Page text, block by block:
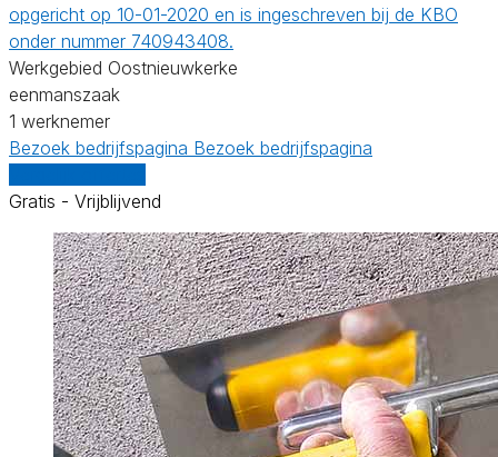
opgericht op 10-01-2020 en is ingeschreven bij de KBO
onder nummer 740943408.
Werkgebied Oostnieuwkerke
eenmanszaak
1 werknemer
Bezoek bedrijfspagina Bezoek bedrijfspagina
Gratis - Vrijblijvend